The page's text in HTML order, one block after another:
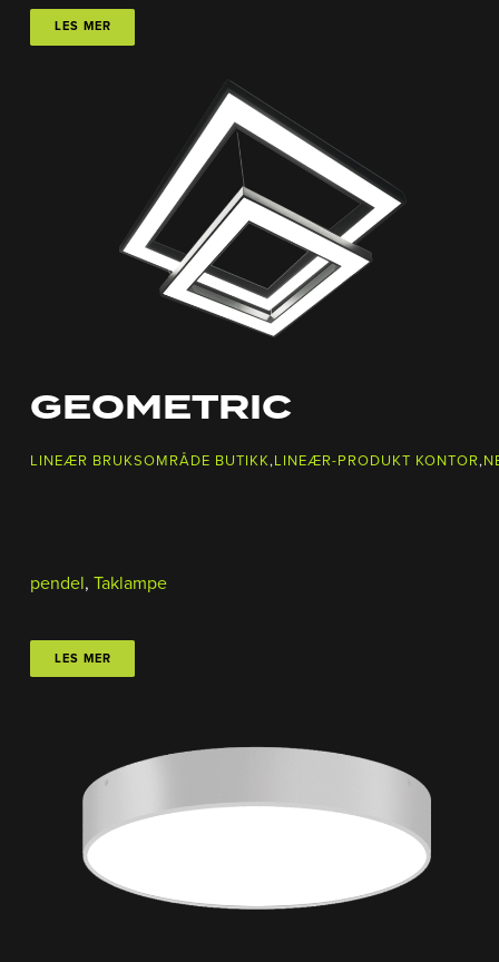
LES MER
GEOMETRIC
LINEÆR BRUKSOMRÅDE BUTIKK,LINEÆR-PRODUKT KONTOR,
pendel, Taklampe
LES MER